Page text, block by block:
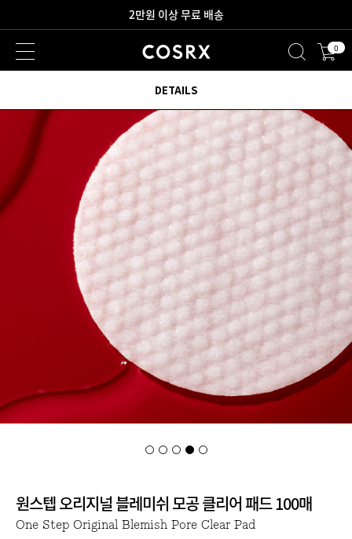
새로워진 회원 혜택을 만나보세요!
2만원 이상 무료 배송 0
원스텝 오리지널 블레미쉬 모공 클리어 패드 100매
One Step Original Blemish Pore Clear Pad
DETAILS